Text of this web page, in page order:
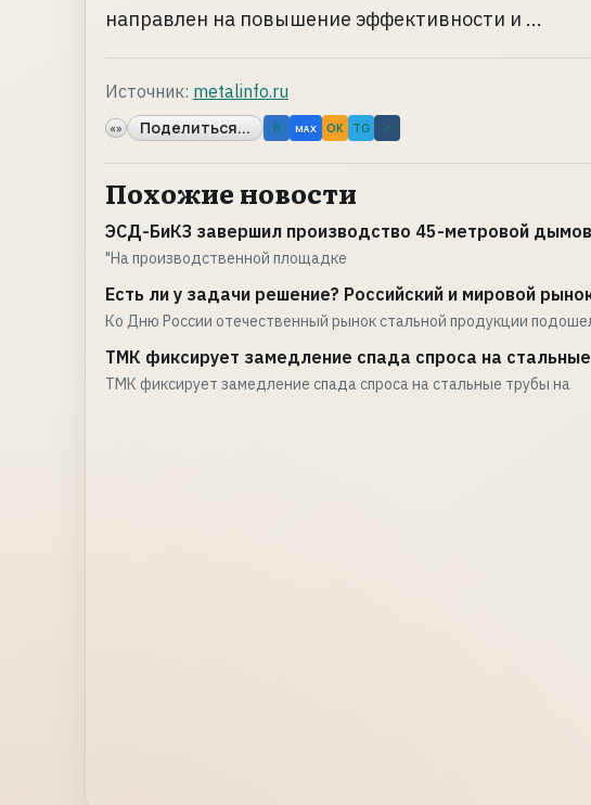
направлен на повышение эффективности и ...
Источник: metalinfo.ru
«» Поделиться... B MAX OK TG ↗
Похожие новости
ЭСД-БиКЗ завершил производство 45-метровой
"На производственной площадке
Есть ли у задачи решение? Российский и мировой
Ко Дню России отечественный рынок стальной продукции
ТМК фиксирует замедление спада спроса на
ТМК фиксирует замедление спада спроса на стальные трубы на